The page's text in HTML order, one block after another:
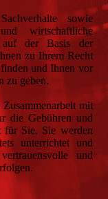
sowie
wirtschaftliche
auf der Basis der
zu Ihrem Recht
und Ihnen vor
zu geben.
mit
die Gebühren und
für Sie. Sie werden
unterrichtet und
und